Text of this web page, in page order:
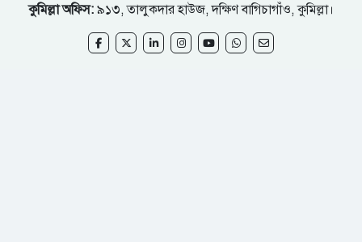
কুমিল্লা অফিস: ৯১৩, তালুকদার হাউজ, দক্ষিণ বাগিচাগাঁও, কুমিল্লা।